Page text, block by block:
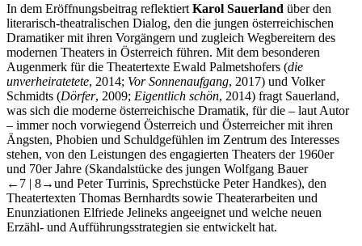
In dem Eröffnungsbeitrag reflektiert Karol Sauerland über den
literarisch-theatralischen Dialog, den die jungen österreichischen
Dramatiker mit ihren Vorgängern und zugleich Wegbereitern des
modernen Theaters in Österreich führen. Mit dem besonderen
Augenmerk für die Theatertexte Ewald Palmetshofers (die
unverheiratetete, 2014; Vor Sonnenaufgang, 2017) und Volker
Schmidts (Dörfer, 2009; Eigentlich schön, 2014) fragt Sauerland,
was sich die moderne österreichische Dramatik, für die – laut Autor
– immer noch vorwiegend Österreich und Österreicher mit ihren
Ängsten, Phobien und Schuldgefühlen im Zentrum des Interesses
stehen, von den Leistungen des engagierten Theaters der 1960er
und 70er Jahre (Skandalstücke des jungen Wolfgang Bauer
←7 | 8→und Peter Turrinis, Sprechstücke Peter Handkes), den
Theatertexten Thomas Bernhardts sowie Theaterarbeiten und
Enunziationen Elfriede Jelineks angeeignet und welche neuen
Erzähl- und Aufführungsstrategien sie entwickelt hat.